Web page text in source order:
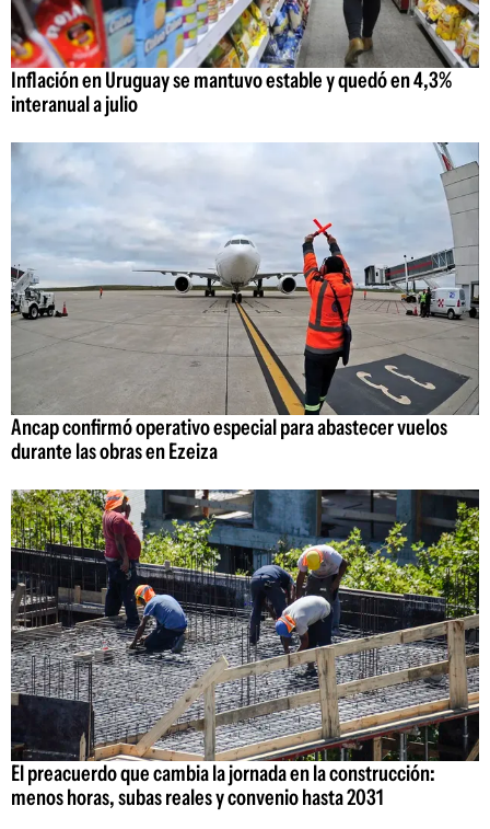
Inflación en Uruguay se mantuvo estable y quedó en 4,3%
interanual a julio
Ancap confirmó operativo especial para abastecer vuelos
durante las obras en Ezeiza
El preacuerdo que cambia la jornada en la construcción:
menos horas, subas reales y convenio hasta 2031